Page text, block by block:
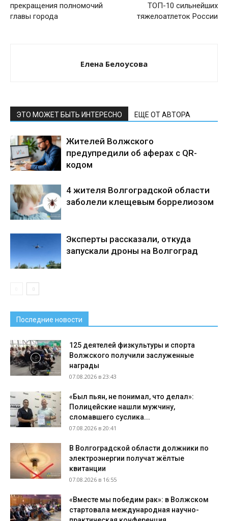
прекращения полномочий
главы города
ТОП-10 сильнейших
тяжелоатлеток России
Елена Белоусова
ЭТО МОЖЕТ БЫТЬ ИНТЕРЕСНО ЕЩЕ ОТ АВТОРА
Жителей Волжского
предупредили об аферах с QR-
кодом
4 жителя Волгоградской области
заболели клещевым боррелиозом
Эксперты рассказали, откуда
запускали дроны на Волгоград
Последние новости
125 деятелей физкультуры и спорта
Волжского получили заслуженные
награды
07.08.2026 в 23:43
«Был пьян, не понимал, что делал»:
Полицейские нашли мужчину,
сломавшего суслика...
07.08.2026 в 20:41
В Волгоградской области должники по
электроэнергии получат жёлтые
квитанции
07.08.2026 в 16:55
«Вместе мы победим рак»: в Волжском
стартовала международная научно-